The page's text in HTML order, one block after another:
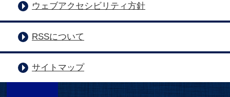
ウェブアクセシビリティ方針
RSSについて
サイトマップ